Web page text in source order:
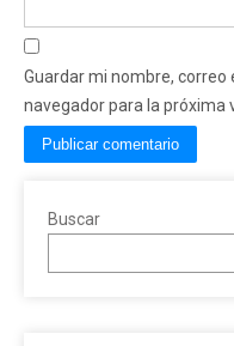
Guardar mi nombre, correo
navegador para la próxima
Buscar